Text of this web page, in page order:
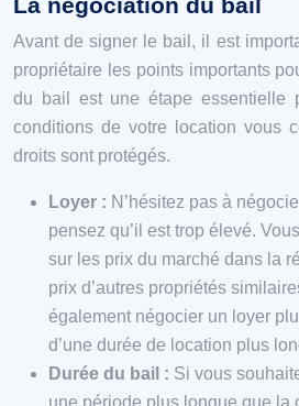
Avant de signer le bail, il est
propriétaire les points importants
du bail est une étape essentielle
conditions de votre location vous
droits sont protégés.
Loyer : N’hésitez pas à
pensez qu’il est trop élevé.
sur les prix du marché dans la
prix d’autres propriétés
également négocier un loyer
d’une durée de location plus
Durée du bail : Si vous
une période plus longue que la